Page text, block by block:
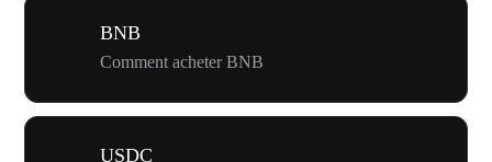
BNB
Comment acheter BNB
USDC